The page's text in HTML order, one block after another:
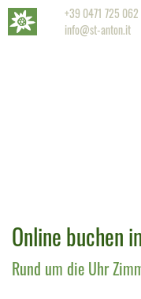
+39 0471 725 062
info@st-anton.it
Online buchen
Rund um die Uhr